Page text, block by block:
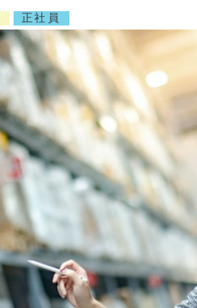
正社員